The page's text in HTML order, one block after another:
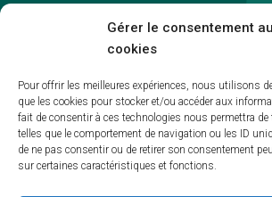
Gérer le consentement
cookies
Pour offrir les meilleures expériences, nous utilisons
que les cookies pour stocker et/ou accéder aux
fait de consentir à ces technologies nous permettra de
telles que le comportement de navigation ou les ID
de ne pas consentir ou de retirer son consentement
sur certaines caractéristiques et fonctions.
Accessibilité